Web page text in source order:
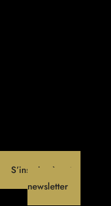
S’inscrire à notre
newsletter